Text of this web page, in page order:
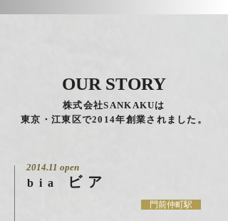
OUR STORY
株式会社SANKAKUは
東京・江東区で2014年創業されました。
2014.11 open
bia ビア
門前仲町駅